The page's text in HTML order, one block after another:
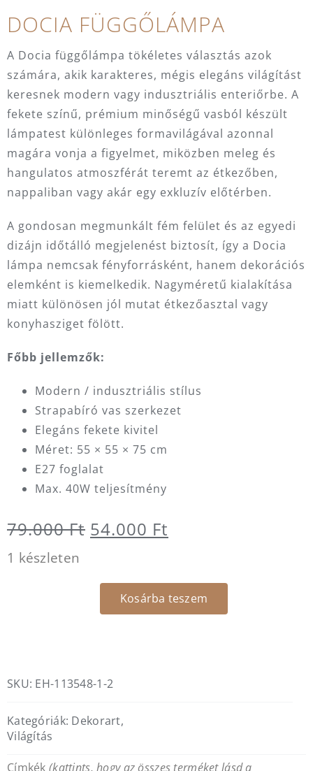
DOCIA FÜGGŐLÁMPA
A Docia függőlámpa tökéletes választás azok
számára, akik karakteres, mégis elegáns világítást
keresnek modern vagy indusztriális enteriőrbe. A
fekete színű, prémium minőségű vasból készült
lámpatest különleges formavilágával azonnal
magára vonja a figyelmet, miközben meleg és
hangulatos atmoszférát teremt az étkezőben,
nappaliban vagy akár egy exkluzív előtérben.
A gondosan megmunkált fém felület és az egyedi
dizájn időtálló megjelenést biztosít, így a Docia
lámpa nemcsak fényforrásként, hanem dekorációs
elemként is kiemelkedik. Nagyméretű kialakítása
miatt különösen jól mutat étkezőasztal vagy
konyhasziget fölött.
Főbb jellemzők:
Modern / indusztriális stílus
Strapabíró vas szerkezet
Elegáns fekete kivitel
Méret: 55 × 55 × 75 cm
E27 foglalat
Max. 40W teljesítmény
79.000Ft Original
was:
79.000 Ft.
54.000 Ft
is:
54.000 Ft.
1 készleten
Kosárba teszem
SKU: EH-113548-1-2
Kategóriák: Dekorart,
Világítás
Címkék (kattints, hogy az összes terméket lásd a